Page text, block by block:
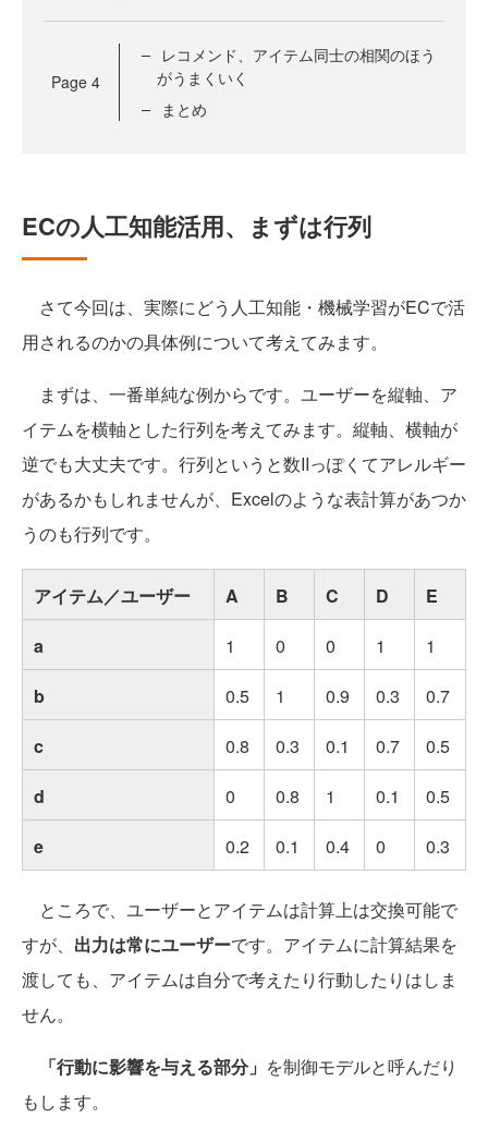
Page 4
レコメンド、アイテム同士の相関のほう
がうまくいく
まとめ
ECの人工知能活用、まずは行列
さて今回は、実際にどう人工知能・機械学習がECで活
用されるのかの具体例について考えてみます。
まずは、一番単純な例からです。ユーザーを縦軸、ア
イテムを横軸とした行列を考えてみます。縦軸、横軸が
逆でも大丈夫です。行列というと数IIっぽくてアレルギー
があるかもしれませんが、Excelのような表計算があつか
うのも行列です。
アイテム／ユーザー A B C D
E
a
1 0 0 1
1
b
0.5 1 0.9 0.3
0.7
c
0.8 0.3 0.1 0.7
0.5
d
0 0.8 1 0.1
0.5
e
0.2 0.1 0.4 0 0.3
ところで、ユーザーとアイテムは計算上は交換可能で
すが、 出力は常にユーザーです。アイテムに計算結果を
渡しても、アイテムは自分で考えたり行動したりはしま
せん。
「行動に影響を与える部分」 を制御モデルと呼んだり
もします。